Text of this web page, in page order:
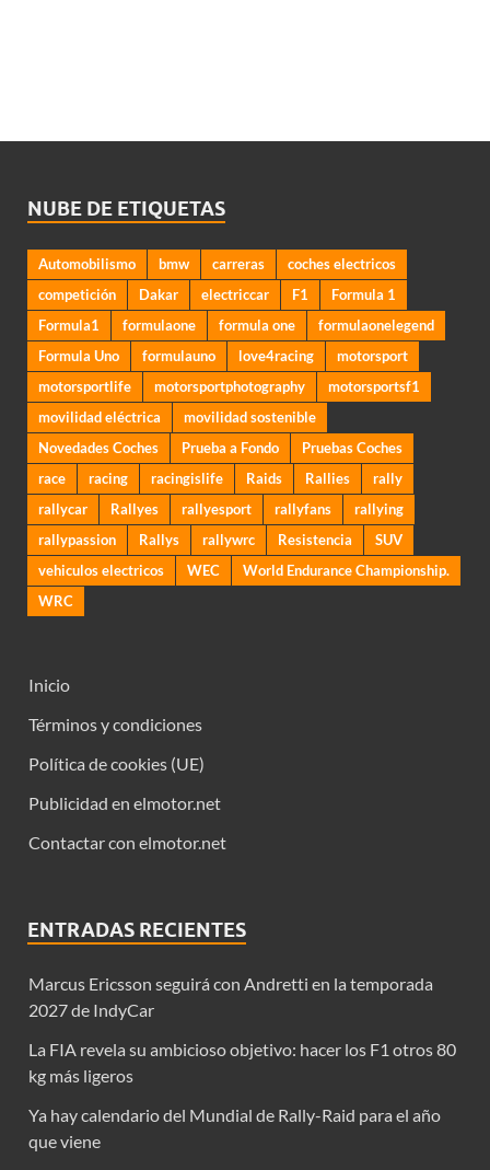
NUBE DE ETIQUETAS
Automobilismo bmw carreras
coches electricos
competición
Dakar electriccar F1
Formula 1
Formula1
formulaone formula one
formulaonelegend
Formula Uno
formulauno love4racing
motorsport
motorsportlife
motorsportphotography
motorsportsf1
movilidad eléctrica
movilidad sostenible
Novedades Coches
Prueba a Fondo
Pruebas Coches
race
racing racingislife Raids Rallies
rally
rallycar
Rallyes rallyesport rallyfans
rallying
rallypassion
Rallys rallywrc Resistencia
SUV
vehiculos electricos
WEC
World Endurance Championship.
WRC
Inicio
Términos y condiciones
Política de cookies (UE)
Publicidad en elmotor.net
Contactar con elmotor.net
ENTRADAS RECIENTES
Marcus Ericsson seguirá con Andretti en la temporada
2027 de IndyCar
La FIA revela su ambicioso objetivo: hacer los F1 otros 80
kg más ligeros
Ya hay calendario del Mundial de Rally-Raid para el año
que viene